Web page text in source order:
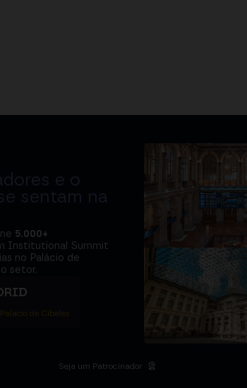
e o
sentam na
5.000+
Institutional Summit
no Palácio de
setor.
de Cibeles
Seja um Patrocinador